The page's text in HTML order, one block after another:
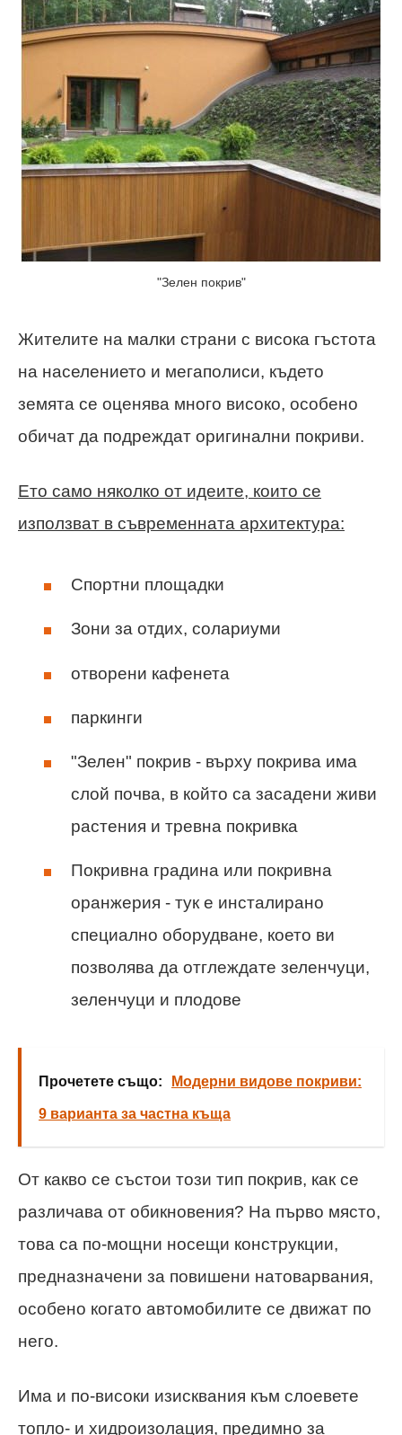
"Зелен покрив"
Жителите на малки страни с висока гъстота
на населението и мегаполиси, където
земята се оценява много високо, особено
обичат да подреждат оригинални покриви.
Ето само няколко от идеите, които се
използват в съвременната архитектура:
Спортни площадки
Зони за отдих, солариуми
отворени кафенета
паркинги
"Зелен" покрив - върху покрива има
слой почва, в който са засадени живи
растения и тревна покривка
Покривна градина или покривна
оранжерия - тук е инсталирано
специално оборудване, което ви
позволява да отглеждате зеленчуци,
зеленчуци и плодове
Прочетете също: Модерни видове покриви:
9 варианта за частна къща
От какво се състои този тип покрив, как се
различава от обикновения? На първо място,
това са по-мощни носещи конструкции,
предназначени за повишени натоварвания,
особено когато автомобилите се движат по
него.
Има и по-високи изисквания към слоевете
топло- и хидроизолация, предимно за